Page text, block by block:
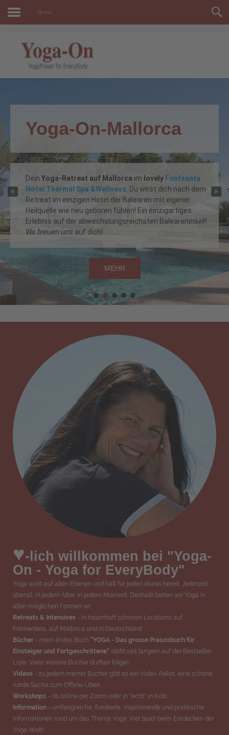
Home
Yoga-On-Mallorca
Dein Yoga-Retreat auf Mallorca im lovely Fontsanta
Hotel Thermal Spa &Wellness . Du wirst dich nach dem
Retreat im einzigen Hotel der Balearen mit eigener
Heilquelle wie neu geboren fühlen! Ein einzigartiges
Erlebnis auf der abwechslungsreichsten Baleareninsel!!
Wir freuen uns auf dich!
MEHR
♥-lich willkommen bei "Yoga-
On - Yoga for EveryBody"
Yoga wirkt auf allen Ebenen und hält für jeden etwas bereit. Jederzeit,
überall, in jedem Alter, in jedem Moment. Deshalb bieten wir Yoga in
allen möglichen Formen an:
Retreats & Intensives - in traumhaft schönen Locations auf
Formentera, auf Mallorca und in Deutschland.
Bücher - mein erstes Buch "YOGA - Das grosse Prasxisbuch für
Einsteiger und Fortgeschrittene" steht seit langem auf der Bestseller-
Liste. Viele weitere Bücher durften folgen.
Videos - zu jedem meiner Bücher gibt es ein Video-Paket, eine schöne,
runde Sache zum Offline-Üben.
Workshops - ob online per Zoom oder in "echt" in Köln.
Information - umfangreiche, fundierte, inspirierende und praktische
Informationen rund um das Thema Yoga. Viel Spaß beim Entdecken der
Yoga-Welt!